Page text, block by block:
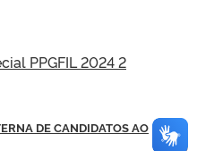
PPGFIL 2024 2
DE CANDIDATOS AO